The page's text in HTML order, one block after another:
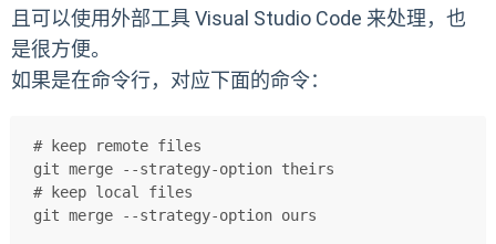
且可以使用外部工具 Visual Studio Code 来处理，也
是很方便。
如果是在命令行，对应下面的命令：
# keep remote files
git merge --strategy-option theirs
# keep local files
git merge --strategy-option ours